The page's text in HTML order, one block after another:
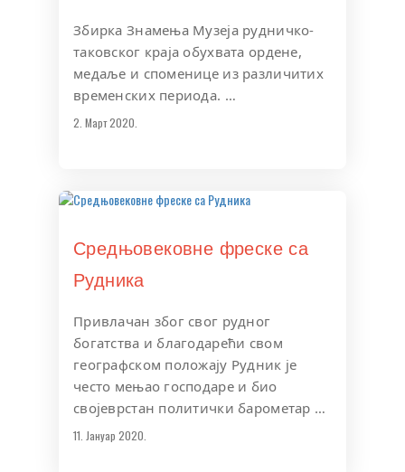
Збирка Знамења Музеја рудничко-
таковског краја обухвата ордене,
медаље и споменице из различитих
временских периода. …
2. Март 2020.
Средњовековне фреске са
Рудника
Привлачан због свог рудног
богатства и благодарећи свом
географском положају Рудник је
често мењао господаре и био
својеврстан политички барометар …
11. Јануар 2020.